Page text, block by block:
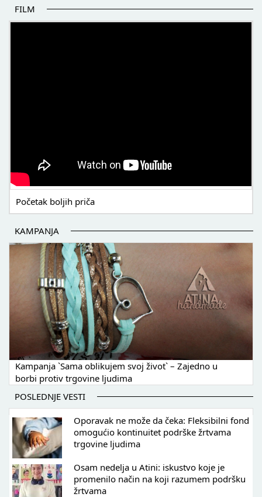
FILM
Početak boljih priča
KAMPANJA
Kampanja `Sama oblikujem svoj život` – Zajedno u
borbi protiv trgovine ljudima
POSLEDNJE VESTI
Oporavak ne može da čeka: Fleksibilni fond
omogućio kontinuitet podrške žrtvama
trgovine ljudima
Osam nedelja u Atini: iskustvo koje je
promenilo način na koji razumem podršku
žrtvama